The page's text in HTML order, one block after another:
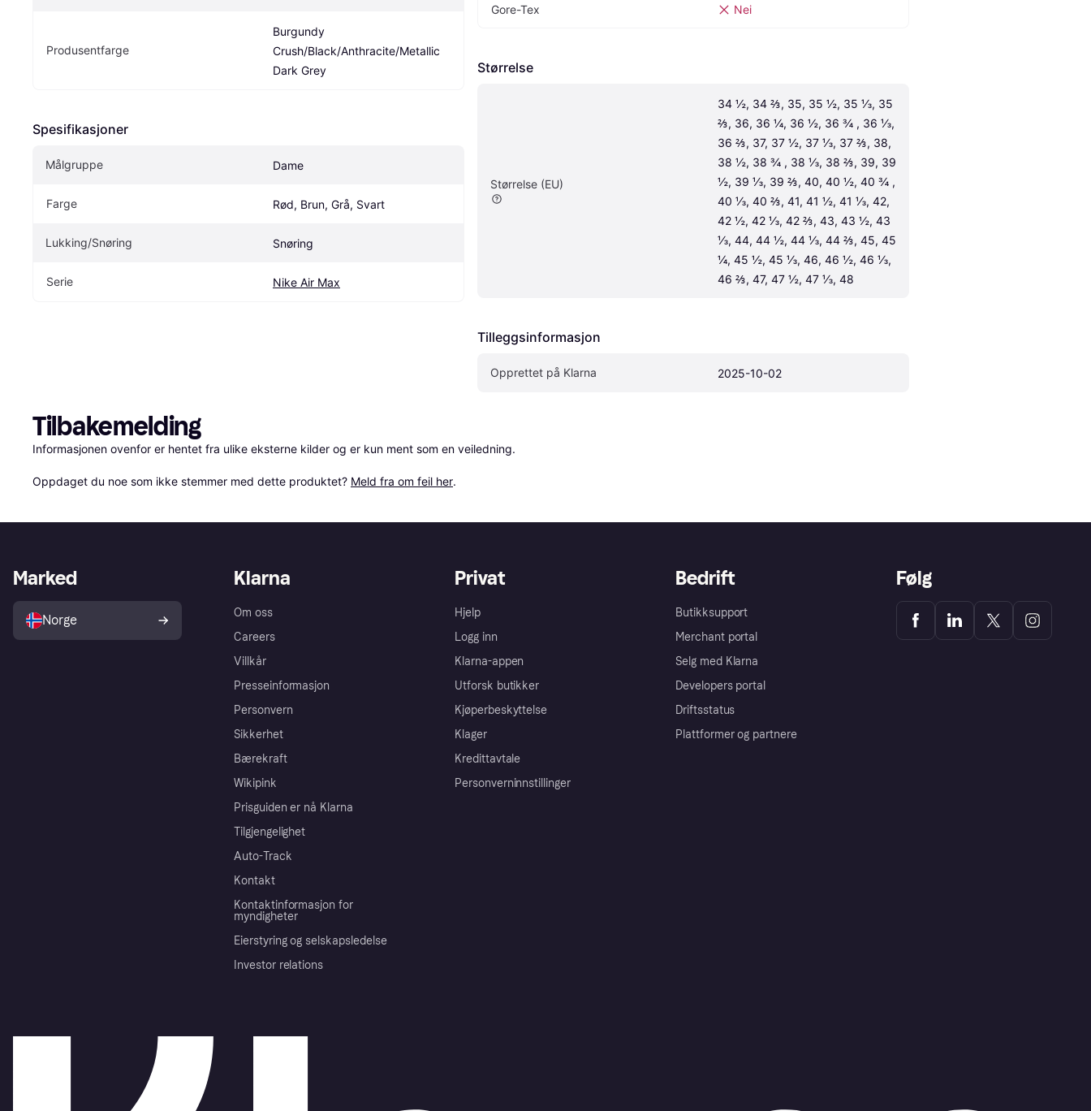
Produsentfarge
Burgundy
Crush/Black/Anthracite/Metallic
Dark Grey
Spesifikasjoner
Målgruppe Dame
Farge Rød, Brun, Grå, Svart
Lukking/Snøring Snøring
Serie Nike Air Max
Gore-Tex Nei
Størrelse
Størrelse (EU)
34 ½, 34 ⅔, 35, 35 ½, 35 ⅓, 35
⅔, 36, 36 ¼, 36 ½, 36 ¾ , 36 ⅓,
36 ⅔, 37, 37 ½, 37 ⅓, 37 ⅔, 38,
38 ½, 38 ¾ , 38 ⅓, 38 ⅔, 39, 39
½, 39 ⅓, 39 ⅔, 40, 40 ½, 40 ¾ ,
40 ⅓, 40 ⅔, 41, 41 ½, 41 ⅓, 42,
42 ½, 42 ⅓, 42 ⅔, 43, 43 ½, 43
⅓, 44, 44 ½, 44 ⅓, 44 ⅔, 45, 45
¼, 45 ½, 45 ⅓, 46, 46 ½, 46 ⅓,
46 ⅔, 47, 47 ½, 47 ⅓, 48
Tilleggsinformasjon
Opprettet på Klarna 2025-10-02
Tilbakemelding
Informasjonen ovenfor er hentet fra ulike eksterne kilder og er kun ment som en veiledning.
Oppdaget du noe som ikke stemmer med dette produktet? Meld fra om feil her.
Klarna
Om oss
Careers
Villkår
Presseinformasjon
Personvern
Sikkerhet
Bærekraft
Wikipink
Prisguiden er nå Klarna
Tilgjengelighet
Auto-Track
Kontakt
Kontaktinformasjon for
myndigheter
Eierstyring og selskapsledelse
Investor relations
Privat
Hjelp
Logg inn
Klarna-appen
Utforsk butikker
Kjøperbeskyttelse
Klager
Kredittavtale
Personverninnstillinger
Bedrift
Butikksupport
Merchant portal
Selg med Klarna
Developers portal
Driftsstatus
Plattformer og partnere
Marked
Norge
Følg